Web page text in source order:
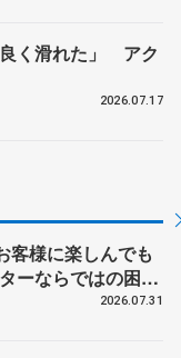
く滑れた」 アク
2026.07.17
客様に楽しんでも
ーならではの困難
前キャプテン松
2026.07.31